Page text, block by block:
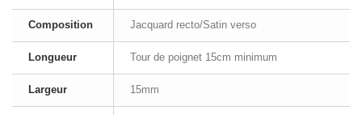
Composition Jacquard recto/Satin verso
Longueur Tour de poignet 15cm minimum
Largeur 15mm